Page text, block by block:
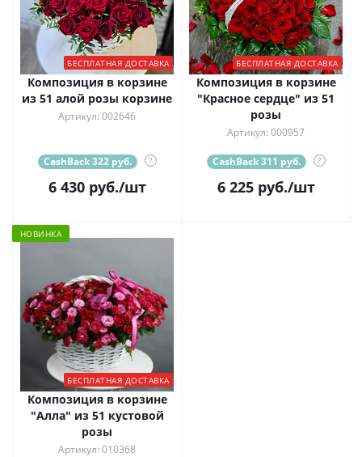
БЕСПЛАТНАЯ ДОСТАВКА
Композиция в корзине
из 51 алой розы корзине
Артикул: 002646
CashBack 322 руб. ?
6 430руб./шт
БЕСПЛАТНАЯ ДОСТАВКА
Композиция в корзине
"Красное сердце" из 51
розы
Артикул: 000957
CashBack 311 руб. ?
6 225руб./шт
НОВИНКА
БЕСПЛАТНАЯ ДОСТАВКА
Композиция в корзине
"Алла" из 51 кустовой
розы
Артикул: 010368